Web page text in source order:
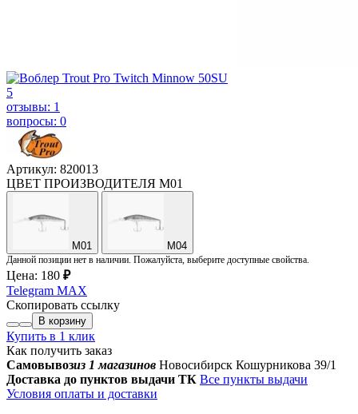
5
отзывы: 1
вопросы: 0
Артикул: 820013
ЦВЕТ ПРОИЗВОДИТЕЛЯ M01
M01 M04
Данной позиции нет в наличии. Пожалуйста, выберите доступные свойства.
Цена: 180 ₽
Telegram MAX
Скопировать ссылку
В корзину
Купить в 1 клик
Как получить заказ
Самовывозиз 1 магазинов Новосибирск Кошурникова 39/1
Доставка до пунктов выдачи ТК Все пункты выдачи
Условия оплаты и доставки